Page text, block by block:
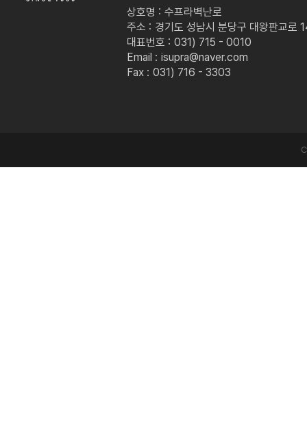
상호명 : 수프라벽난로
주소 : 경기도 성남시 분당구 대왕판교로
대표번호 : 031) 715 - 0010
Email : isupra@naver.com
Fax : 031) 716 - 3303